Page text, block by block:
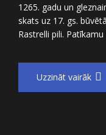
1265. gadu un
skats uz 17. gs.
Rastrelli pili. Patīkamu
Uzzināt vairāk